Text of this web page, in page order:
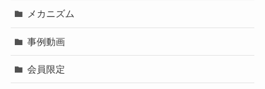
メカニズム
事例動画
会員限定